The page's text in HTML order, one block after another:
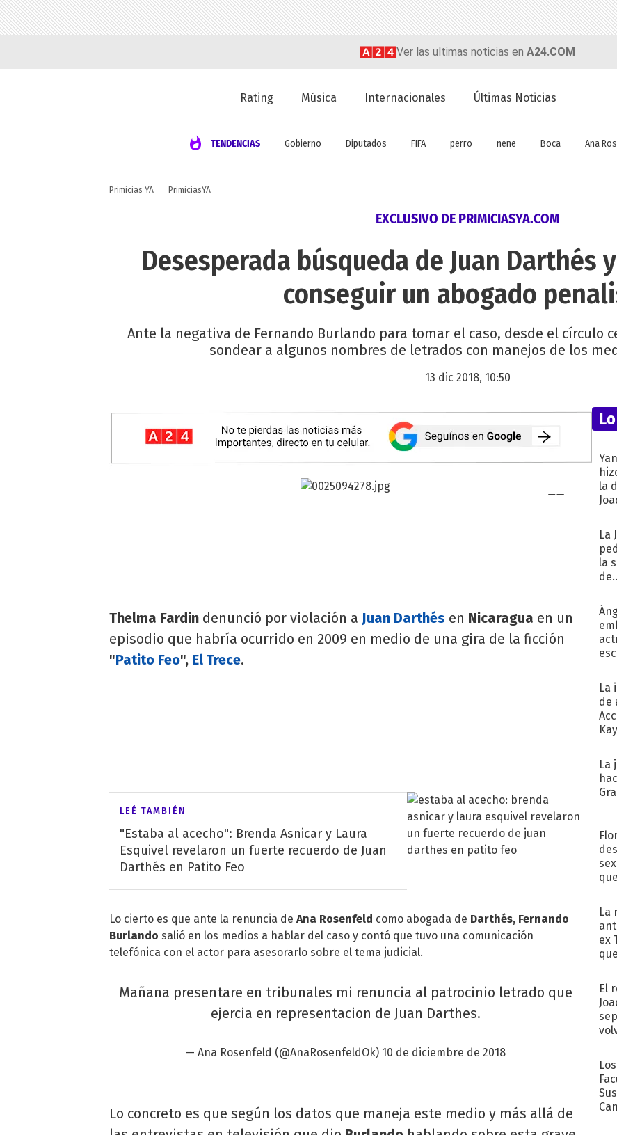
Ver las ultimas noticias en A24.COM
Rating Música Internacionales Últimas Noticias
TENDENCIAS Gobierno Diputados FIFA perro nene Boca Ana
Primicias YA PrimiciasYA
EXCLUSIVO DE PRIMICIASYA.COM
Desesperada búsqueda de Juan Darthés
conseguir un abogado
Ante la negativa de Fernando Burlando para tomar el caso, desde el círculo
sondear a algunos nombres de letrados con manejos de los
13 dic 2018, 10:50
Thelma Fardin denunció por violación a Juan Darthés en Nicaragua en un
episodio que habría ocurrido en 2009 en medio de una gira de la ficción
"Patito Feo", El Trece.
LEÉ TAMBIÉN
"Estaba al acecho": Brenda Asnicar y Laura
Esquivel revelaron un fuerte recuerdo de Juan
Darthés en Patito Feo
Lo cierto es que ante la renuncia de Ana Rosenfeld como abogada de Darthés, Fernando
Burlando salió en los medios a hablar del caso y contó que tuvo una comunicación
telefónica con el actor para asesorarlo sobre el tema judicial.
Mañana presentare en tribunales mi renuncia al patrocinio letrado que
ejercia en representacion de Juan Darthes.
— Ana Rosenfeld (@AnaRosenfeldOk) 10 de diciembre de 2018
Lo concreto es que según los datos que maneja este medio y más allá de
la
La
la
La
de
La
La
ex
El